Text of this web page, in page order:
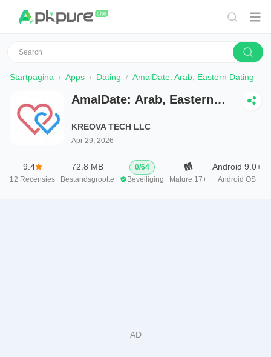
Startpagina Apps Dating AmalDate: Arab, Eastern Dating
AmalDate: Arab, Eastern
KREOVA TECH LLC
Apr 29, 2026
9.4
12 Recensies
72.8 MB
Bestandsgrootte
0/64
Beveiliging
Mature 17+
Android 9.0+
Android OS